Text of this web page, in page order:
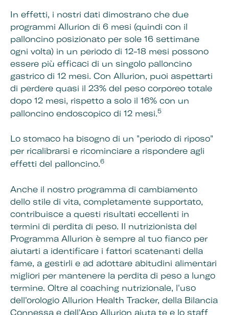
In effetti, i nostri dati dimostrano che due
programmi Allurion di 6 mesi (quindi con il
palloncino posizionato per sole 16 settimane
ogni volta) in un periodo di 12-18 mesi possono
essere più efficaci di un singolo palloncino
gastrico di 12 mesi. Con Allurion, puoi aspettarti
di perdere quasi il 23% del peso corporeo totale
dopo 12 mesi, rispetto a solo il 16% con un
palloncino endoscopico di 12 mesi.5
Lo stomaco ha bisogno di un "periodo di riposo"
per ricalibrarsi e ricominciare a rispondere agli
effetti del palloncino.6
Anche il nostro programma di cambiamento
dello stile di vita, completamente supportato,
contribuisce a questi risultati eccellenti in
termini di perdita di peso. Il nutrizionista del
Programma Allurion è sempre al tuo fianco per
aiutarti a identificare i fattori scatenanti della
fame, a gestirli e ad adottare abitudini alimentari
migliori per mantenere la perdita di peso a lungo
termine. Oltre al coaching nutrizionale, l'uso
dell'orologio Allurion Health Tracker, della Bilancia
Connessa e dell'App Allurion aiuta te e lo staff